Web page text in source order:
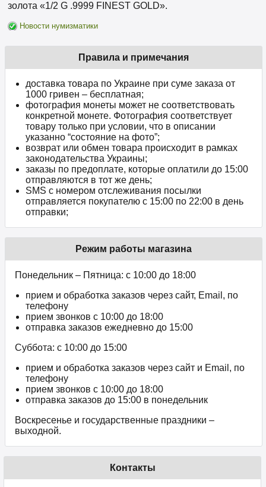
золота «1/2 G .9999 FINEST GOLD».
Новости нумизматики
Правила и примечания
доставка товара по Украине при суме заказа от
1000 гривен – бесплатная;
фотография монеты может не соответствовать
конкретной монете. Фотография соответствует
товару только при условии, что в описании
указанно “состояние на фото”;
возврат или обмен товара происходит в рамках
законодательства Украины;
заказы по предоплате, которые оплатили до 15:00
отправляются в тот же день;
SMS с номером отслеживания посылки
отправляется покупателю с 15:00 по 22:00 в день
отправки;
Режим работы магазина
Понедельник – Пятница: с 10:00 до 18:00
прием и обработка заказов через сайт, Email, по
телефону
прием звонков c 10:00 до 18:00
отправка заказов ежедневно до 15:00
Суббота: с 10:00 до 15:00
прием и обработка заказов через сайт и Email, по
телефону
прием звонков c 10:00 до 18:00
отправка заказов до 15:00 в понедельник
Воскресенье и государственные праздники –
выходной.
Контакты